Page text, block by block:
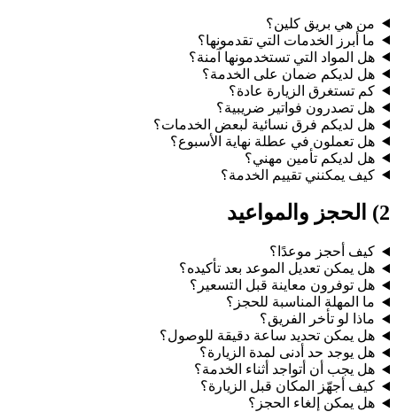
من هي بريق كلين؟
ما أبرز الخدمات التي تقدمونها؟
هل المواد التي تستخدمونها آمنة؟
هل لديكم ضمان على الخدمة؟
كم تستغرق الزيارة عادة؟
هل تصدرون فواتير ضريبية؟
هل لديكم فرق نسائية لبعض الخدمات؟
هل تعملون في عطلة نهاية الأسبوع؟
هل لديكم تأمين مهني؟
كيف يمكنني تقييم الخدمة؟
2) الحجز والمواعيد
كيف أحجز موعدًا؟
هل يمكن تعديل الموعد بعد تأكيده؟
هل توفرون معاينة قبل التسعير؟
ما المهلة المناسبة للحجز؟
ماذا لو تأخر الفريق؟
هل يمكن تحديد ساعة دقيقة للوصول؟
هل يوجد حد أدنى لمدة الزيارة؟
هل يجب أن أتواجد أثناء الخدمة؟
كيف أجهّز المكان قبل الزيارة؟
هل يمكن إلغاء الحجز؟